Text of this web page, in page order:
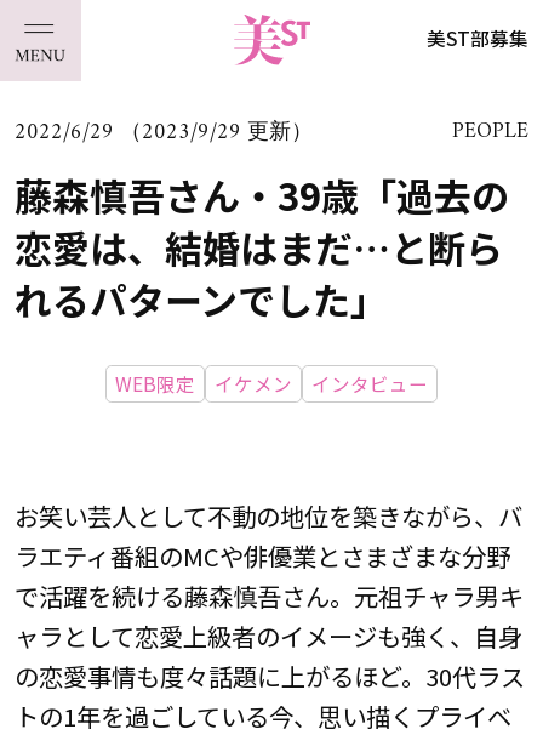
美ST部募集
2022/6/29 （2023/9/29 更新） PEOPLE
藤森慎吾さん・39歳「過去の
恋愛は、結婚はまだ…と断ら
れるパターンでした」
WEB限定 イケメン インタビュー
お笑い芸人として不動の地位を築きながら、バ
ラエティ番組のMCや俳優業とさまざまな分野
で活躍を続ける藤森慎吾さん。元祖チャラ男キ
ャラとして恋愛上級者のイメージも強く、自身
の恋愛事情も度々話題に上がるほど。30代ラス
トの1年を過ごしている今、思い描くプライベ